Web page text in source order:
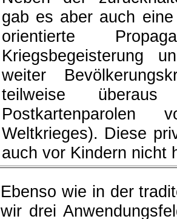
gab es aber auch
orientierte
Kriegsbegeisterung
weiter
teilweise
Weltkrieges). Diese
auch vor Kindern nicht
Ebenso wie in der
wir drei